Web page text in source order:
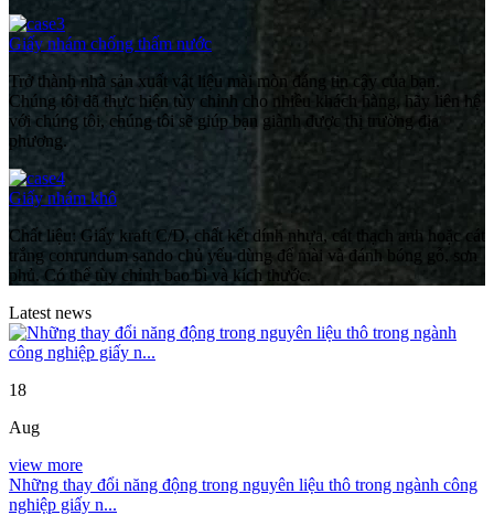
Giấy nhám chống thấm nước
Trở thành nhà sản xuất vật liệu mài mòn đáng tin cậy của bạn.
Chúng tôi đã thực hiện tùy chỉnh cho nhiều khách hàng, hãy liên hệ
với chúng tôi, chúng tôi sẽ giúp bạn giành được thị trường địa
phương.
Giấy nhám khô
Chất liệu: Giấy kraft C/D, chất kết dính nhựa, cát thạch anh hoặc cát
trắng conrundum sando chủ yếu dùng để mài và đánh bóng gỗ, sơn
phủ. Có thể tùy chỉnh bao bì và kích thước.
Latest news
18
Aug
view more
Những thay đổi năng động trong nguyên liệu thô trong ngành công
nghiệp giấy n...